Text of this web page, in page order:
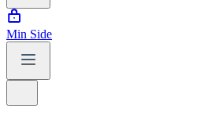
Min Side